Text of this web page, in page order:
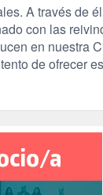
A través de
con las
en nuestra
de ofrecer